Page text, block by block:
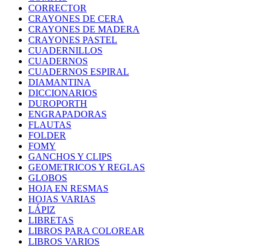
CORRECTOR
CRAYONES DE CERA
CRAYONES DE MADERA
CRAYONES PASTEL
CUADERNILLOS
CUADERNOS
CUADERNOS ESPIRAL
DIAMANTINA
DICCIONARIOS
DUROPORTH
ENGRAPADORAS
FLAUTAS
FOLDER
FOMY
GANCHOS Y CLIPS
GEOMETRICOS Y REGLAS
GLOBOS
HOJA EN RESMAS
HOJAS VARIAS
LÁPIZ
LIBRETAS
LIBROS PARA COLOREAR
LIBROS VARIOS